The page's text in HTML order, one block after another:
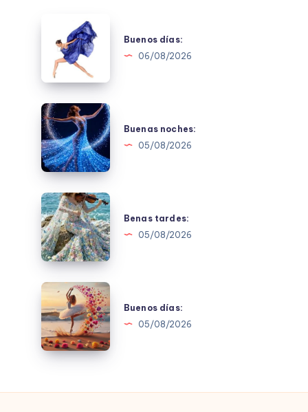
días:
Buenos días:
06/08/2026
Buenas
noches:
Buenas noches:
05/08/2026
Benas
tardes:
Benas tardes:
05/08/2026
Buenos
días:
Buenos días:
05/08/2026